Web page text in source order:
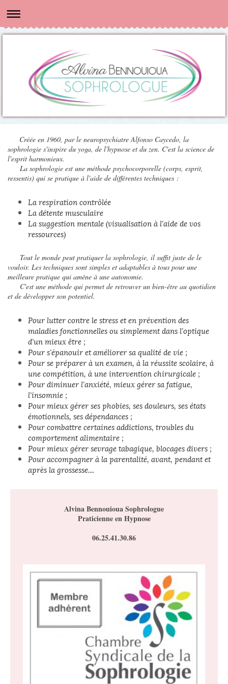
Créée en 1960, par le neuropsychiatre Alfonso Caycedo, la
sophrologie s'inspire du yoga, de l'hypnose et du zen. C'est la science de
l'esprit harmonieux.
La sophrologie est une méthode psychocorporelle (corps, esprit,
ressentis) qui se pratique à l'aide de différentes techniques :
La respiration contrôlée
La détente musculaire
La suggestion mentale (visualisation à l'aide de vos
ressources)
Tout le monde peut pratiquer la sophrologie, il suffit juste de le
vouloir. Les techniques sont simples et adaptables à tous pour une
meilleure pratique qui amène à une autonomie.
C'est une méthode qui permet de retrouver un bien-être au quotidien
et de développer son potentiel.
Pour lutter contre le stress et en prévention des
maladies fonctionnelles ou simplement dans l'optique
d'un mieux être ;
Pour s'épanouir et améliorer sa qualité de vie ;
Pour se préparer à un examen, à la réussite scolaire, à
une compétition, à une intervention chirurgicale ;
Pour diminuer l'anxiété, mieux gérer sa fatigue,
l'insomnie ;
Pour mieux gérer ses phobies, ses douleurs, ses états
émotionnels, ses dépendances ;
Pour combattre certaines addictions, troubles du
comportement alimentaire ;
Pour mieux gérer sevrage tabagique, blocages divers ;
Pour accompagner à la parentalité, avant, pendant et
après la grossesse....
Alvina Bennouioua Sophrologue
Praticienne en Hypnose
06.25.41.30.86